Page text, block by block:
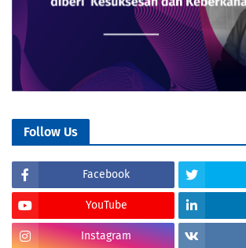
Follow Us
Facebook
YouTube
Instagram